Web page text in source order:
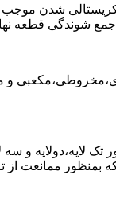
کریستالی شدن
شوندگی قطعه
و
لایه،دولایه و
بمنظور ممانعت